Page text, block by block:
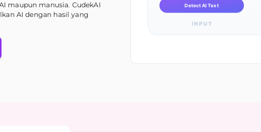
maupun manusia. CudekAI
AI dengan hasil yang
Detect AI Text
INPUT